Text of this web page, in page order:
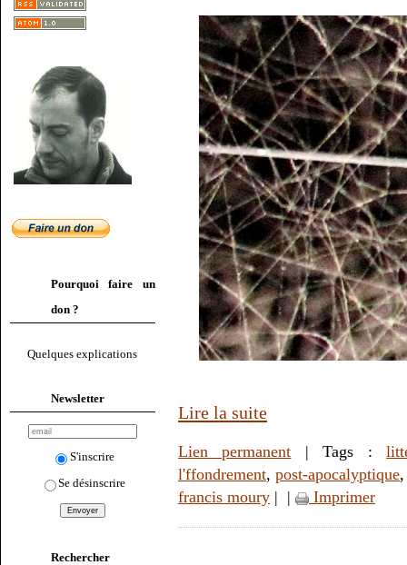
Pourquoi faire un
don ?
Quelques explications
Newsletter
S'inscrire
Se désinscrire
Rechercher
Lire la suite
Lien permanent | Tags :
l'ffondrement,post-apocalyptique
francis moury | | Imprimer